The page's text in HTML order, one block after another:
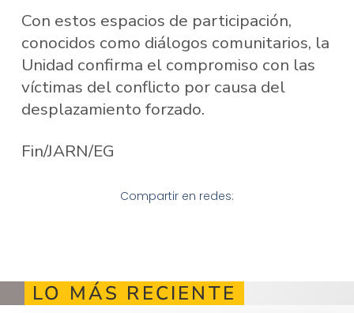
Con estos espacios de participación,
conocidos como diálogos comunitarios, la
Unidad confirma el compromiso con las
víctimas del conflicto por causa del
desplazamiento forzado.
Fin/JARN/EG
Compartir en redes:
LO MÁS RECIENTE